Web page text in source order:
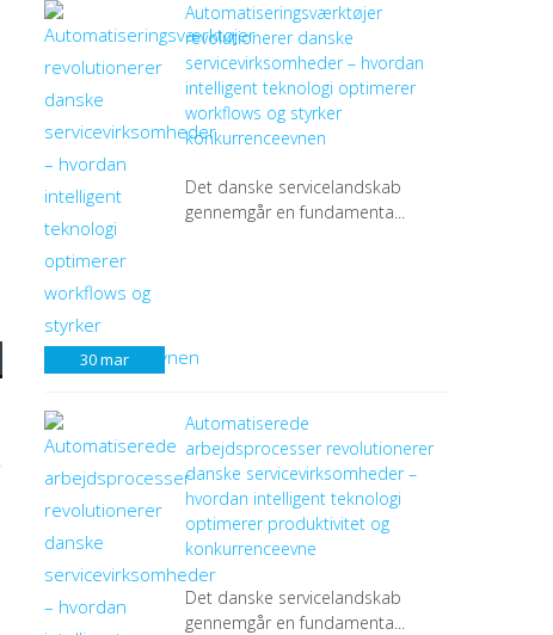
30mar
Automatiseringsværktøjer
revolutionerer danske
servicevirksomheder – hvordan
intelligent teknologi optimerer
workflows og styrker
konkurrenceevnen
Det danske servicelandskab
gennemgår en fundamenta...
Automatiserede
arbejdsprocesser revolutionerer
danske servicevirksomheder –
hvordan intelligent teknologi
optimerer produktivitet og
konkurrenceevne
Det danske servicelandskab
gennemgår en fundamenta...